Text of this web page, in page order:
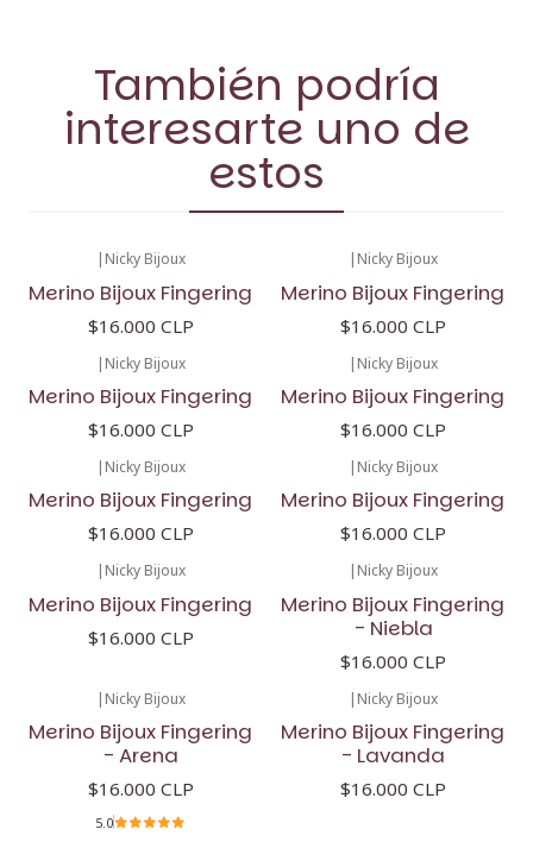
También podría
interesarte uno de
estos
| Nicky Bijoux
Merino Bijoux Fingering
$16.000 CLP
| Nicky Bijoux
Merino Bijoux Fingering
$16.000 CLP
| Nicky Bijoux
Merino Bijoux Fingering
$16.000 CLP
| Nicky Bijoux
Merino Bijoux Fingering
$16.000 CLP
| Nicky Bijoux
Merino Bijoux Fingering
$16.000 CLP
| Nicky Bijoux
Merino Bijoux Fingering
$16.000 CLP
Nicky Bijoux
Merino Bijoux Fingering
$16.000 CLP
Nicky Bijoux
Merino Bijoux Fingering
- Niebla
$16.000 CLP
| Nicky Bijoux
Merino Bijoux Fingering
- Arena
$16.000 CLP
5.0
| Nicky Bijoux
Merino Bijoux Fingering
- Lavanda
$16.000 CLP